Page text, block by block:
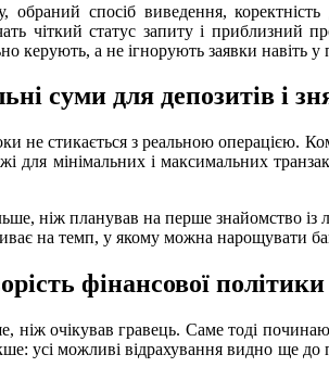
обраний спосіб виведення,
чіткий статус запиту і
керують, а не ігнорують заявки навіть у
суми для депозитів і
не стикається з реальною операцією.
мінімальних і максимальних
ніж планував на перше знайомство із
на темп, у якому можна нарощувати
фінансової
очікував гравець. Саме тоді
усі можливі відрахування видно ще до